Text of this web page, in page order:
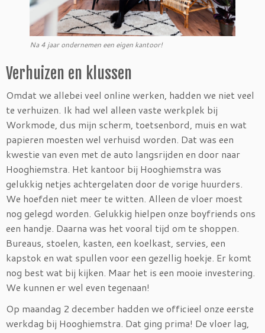
Na 4 jaar ondernemen een eigen kantoor!
Verhuizen en klussen
Omdat we allebei veel online werken, hadden we niet veel
te verhuizen. Ik had wel alleen vaste werkplek bij
Workmode, dus mijn scherm, toetsenbord, muis en wat
papieren moesten wel verhuisd worden. Dat was een
kwestie van even met de auto langsrijden en door naar
Hooghiemstra. Het kantoor bij Hooghiemstra was
gelukkig netjes achtergelaten door de vorige huurders.
We hoefden niet meer te witten. Alleen de vloer moest
nog gelegd worden. Gelukkig hielpen onze boyfriends ons
een handje. Daarna was het vooral tijd om te shoppen.
Bureaus, stoelen, kasten, een koelkast, servies, een
kapstok en wat spullen voor een gezellig hoekje. Er komt
nog best wat bij kijken. Maar het is een mooie investering.
We kunnen er wel even tegenaan!
Op maandag 2 december hadden we officieel onze eerste
werkdag bij Hooghiemstra. Dat ging prima! De vloer lag,